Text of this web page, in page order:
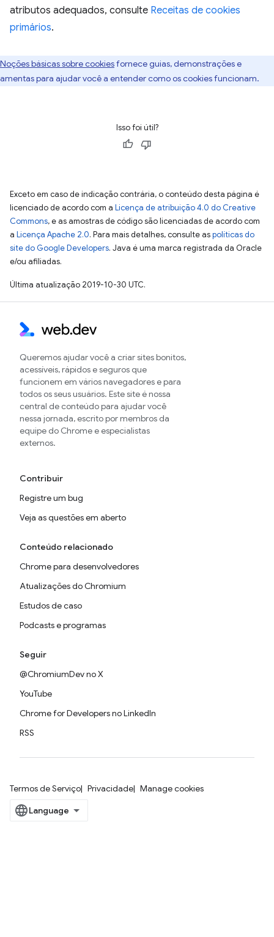
atributos adequados, consulte Receitas de cookies
primários.
Noções básicas sobre cookiesfornece guias, demonstrações e
para ajudar você a entender como os cookies funcionam.
Isso foi útil?
Exceto em caso de indicação contrária, o conteúdo desta página é
licenciado de acordo com a Licença de atribuição 4.0 do Creative
Commons, e as amostras de código são licenciadas de acordo com
a Licença Apache 2.0. Para mais detalhes, consulte aspolíticas do
site do Google Developers. Java é uma marca registrada da Oracle
e/ou afiliadas.
Última atualização 2019-10-30 UTC.
Queremos ajudar você a criar sites bonitos,
acessíveis, rápidos e seguros que
funcionem em vários navegadores e para
todos os seus usuários. Este site é nossa
central de conteúdo para ajudar você
nessa jornada, escrito por membros da
equipe do Chrome e especialistas
externos.
Contribuir
Registre um bug
Veja as questões em aberto
Conteúdo relacionado
Chrome para desenvolvedores
Atualizações do Chromium
Estudos de caso
Podcasts e programas
Seguir
@ChromiumDev no X
YouTube
Chrome for Developers no LinkedIn
RSS
Termos de Serviço Privacidade Manage cookies